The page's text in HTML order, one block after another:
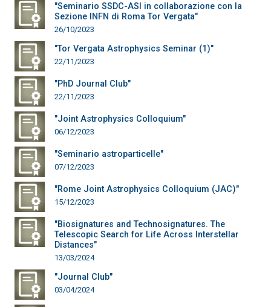
"Seminario SSDC-ASI in collaborazione con la
Sezione INFN di Roma Tor Vergata"
26/10/2023
"Tor Vergata Astrophysics Seminar (1)"
22/11/2023
"PhD Journal Club"
22/11/2023
"Joint Astrophysics Colloquium"
06/12/2023
"Seminario astroparticelle"
07/12/2023
"Rome Joint Astrophysics Colloquium (JAC)"
15/12/2023
"Biosignatures and Technosignatures. The
Telescopic Search for Life Across Interstellar
Distances"
13/03/2024
"Journal Club"
03/04/2024